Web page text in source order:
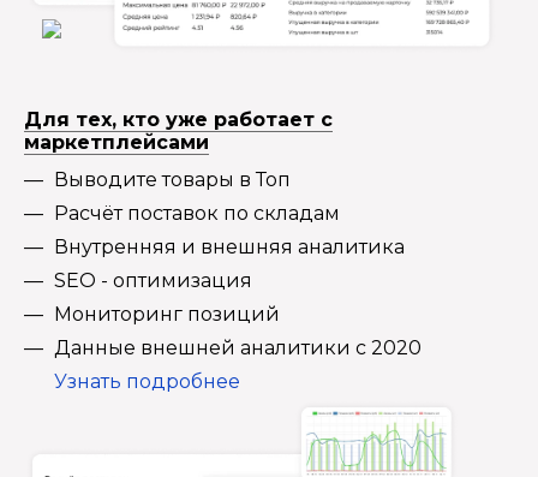
Для тех, кто уже работает с
маркетплейсами
Выводите товары в Топ
Расчёт поставок по складам
Внутренняя и внешняя аналитика
SEO - оптимизация
Мониторинг позиций
Данные внешней аналитики с 2020
Узнать подробнее